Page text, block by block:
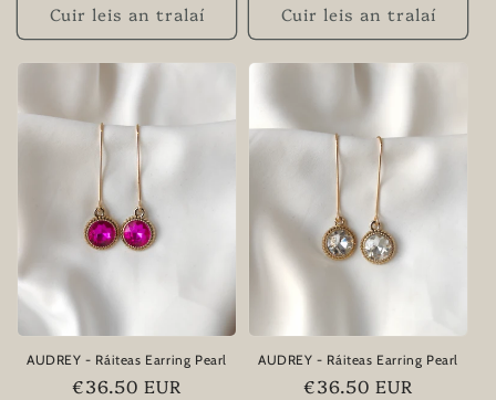
Cuir leis an tralaí Cuir leis an tralaí
AUDREY - Ráiteas Earring Pearl
Praghas
€36.50 EUR
AUDREY - Ráiteas Earring Pearl
Praghas
€36.50 EUR